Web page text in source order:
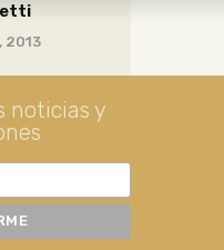
2013
noticias y